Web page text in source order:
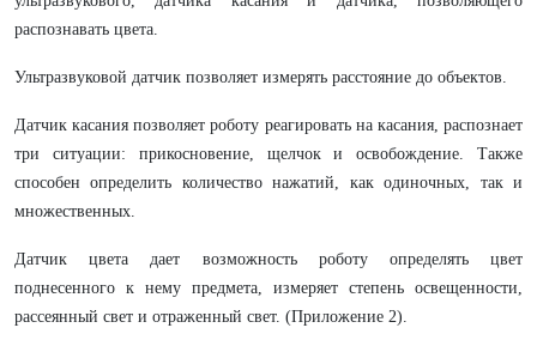
распознавать цвета.
Ультразвуковой датчик позволяет измерять расстояние до объектов.
Датчик касания позволяет роботу реагировать на касания, распознает
три ситуации: прикосновение, щелчок и освобождение. Также
способен определить количество нажатий, как одиночных, так и
множественных.
Датчик цвета дает возможность роботу определять цвет
поднесенного к нему предмета, измеряет степень освещенности,
рассеянный свет и отраженный свет. (Приложение 2).